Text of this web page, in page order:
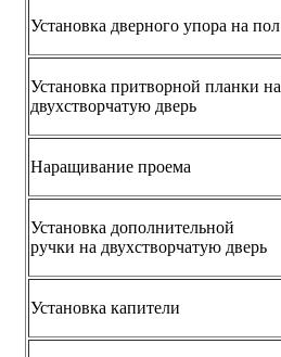
Установка дверного упора на пол
Установка притворной планки на
двухстворчатую дверь
Наращивание проема
Установка дополнительной
ручки на двухстворчатую дверь
Установка капители